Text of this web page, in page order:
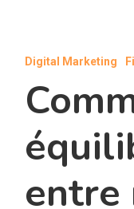
Digital Marketing
entre